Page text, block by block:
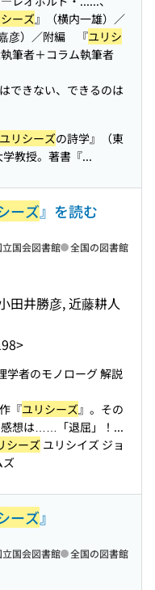
ーズ』（横内一雄）／
彦）／附編 『ユリシ
筆者＋コラム執筆者
できない、できるのは
ユリシーズの詩学』（東
教授。著書『...
ーズ』を読む
田井勝彦, 近藤耕人
立国会図書館 全国の図書館
者のモノローグ 解説
『ユリシーズ』。その
感想は……「退屈」！...
シーズユリシイズ ジョ
ズ
ーズ』
立国会図書館 全国の図書館